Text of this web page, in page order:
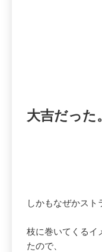
大吉だった
しかもなぜかスト
枝に巻いてくるイ
たので、